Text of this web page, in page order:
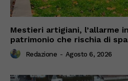
Mestieri artigiani, l’allarme
patrimonio che rischia di
Redazione - Agosto 6, 2026